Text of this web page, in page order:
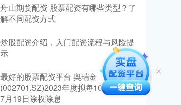
​舟山期货配资 股票配资有哪些类型？了
解不同配资方式
​炒股配资介绍，入门配资流程与风险提
示
​最好的股票配资平台 奥瑞金
(002701.SZ)2023年度拟每10股派1.2元
7月19日除权除息